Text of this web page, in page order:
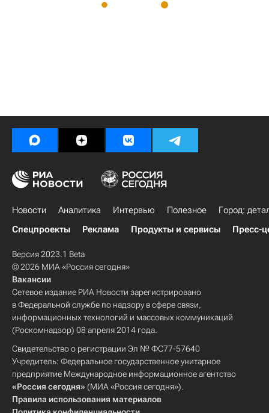
Новости Аналитика Интервью Полезное
Город:
Спецпроекты
Реклама Продукты и сервисы Пресс-
Версия 2023.1 Beta
© 2026 МИА «Россия сегодня»
Вакансии
Сетевое издание РИА Новости зарегистрировано
в Федеральной службе по надзору в сфере связи,
информационных технологий и массовых коммуникаций
(Роскомнадзор) 08 апреля 2014 года.
Свидетельство о регистрации Эл № ФС77-57640
Учредитель: Федеральное государственное унитарное
предприятие Международное информационное агентство
«Россия сегодня» (МИА «Россия сегодня»).
Правила использования материалов